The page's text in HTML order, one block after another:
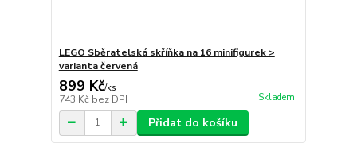
LEGO Sběratelská skříňka na 16 minifigurek >
varianta červená
899 Kč/ks
743 Kč bez DPH Skladem
Přidat do košíku